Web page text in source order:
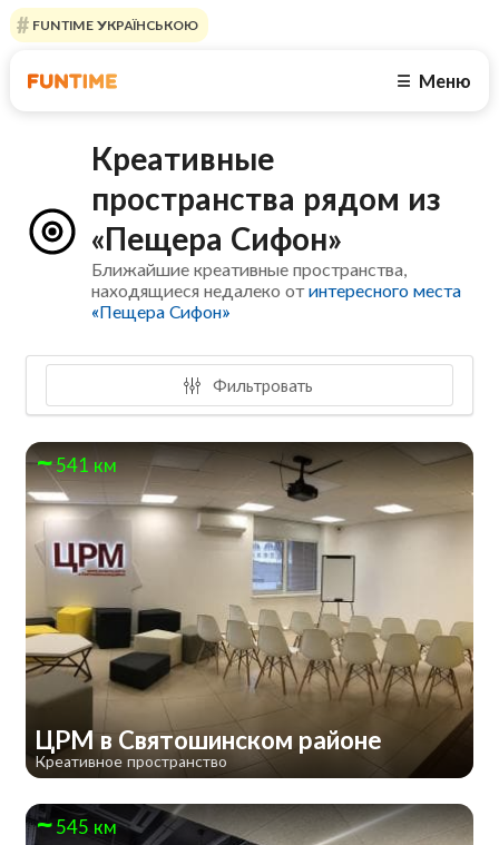
FUNTIME УКРАЇНСЬКОЮ
☰ Меню
Креативные
пространства рядом из
«Пещера Сифон»
Ближайшие креативные пространства,
находящиеся недалеко отинтересного места
«Пещера Сифон»
Фильтровать
541 км
ЦРМ в Святошинском районе
Креативное пространство
545 км